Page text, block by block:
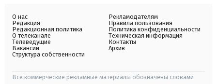
О нас
Редакция
Редакционная политика
О телеканале
Телеведущие
Вакансии
Структура собственности
Рекламодателям
Правила пользования
Политика конфиденциальности
Техническая информация
Контакты
Архив
Все коммерческие рекламные материалы обозначены словами